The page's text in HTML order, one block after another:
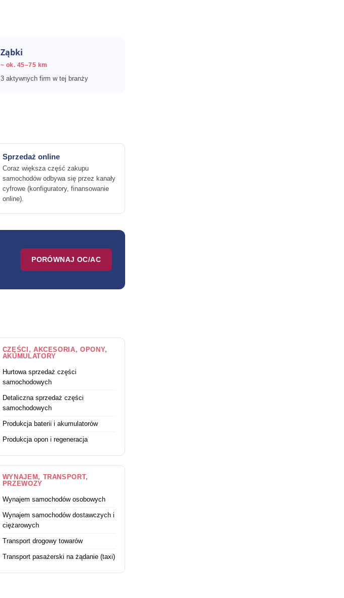
Ząbki
~ ok. 45–75 km
3 aktywnych firm w tej branży
Sprzedaż online
Coraz większa część zakupu
samochodów odbywa się przez kanały
cyfrowe (konfiguratory, finansowanie
online).
PORÓWNAJ OC/AC
CZĘŚCI, AKCESORIA, OPONY,
AKUMULATORY
Hurtowa sprzedaż części
samochodowych
Detaliczna sprzedaż części
samochodowych
Produkcja baterii i akumulatorów
Produkcja opon i regeneracja
WYNAJEM, TRANSPORT,
PRZEWOZY
Wynajem samochodów osobowych
Wynajem samochodów dostawczych i
ciężarowych
Transport drogowy towarów
Transport pasażerski na żądanie (taxi)